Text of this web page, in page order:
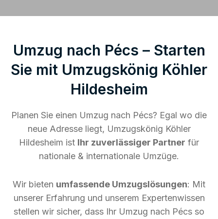
Umzug nach Pécs – Starten
Sie mit Umzugskönig Köhler
Hildesheim
Planen Sie einen Umzug nach Pécs? Egal wo die
neue Adresse liegt, Umzugskönig Köhler
Hildesheim ist Ihr zuverlässiger Partner für
nationale & internationale Umzüge.
Wir bieten umfassende Umzugslösungen: Mit
unserer Erfahrung und unserem Expertenwissen
stellen wir sicher, dass Ihr Umzug nach Pécs so